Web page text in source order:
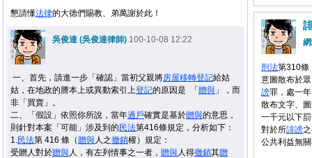
懇請懂法律的大德們賜教、弟萬謝於此！
吳俊達 (吳俊達律師) 100-10-08 12:22
一、首先，請進一步「確認」當初父親將房屋移轉登記給姑
姑，在地政的謄本上或異動索引上登記的原因是 「 贈與 」，而
非「買賣」。
二、「假設」依照你所說，當年過戶確實是基於贈與的意思，
則針對本案「可能」涉及到的 民法第416條規定，分析如下：
1.民法第 416 條（贈與人之撤銷權）規定：
受贈人對於贈與人，有左列情事之一者， 贈與人得撤銷其贈
刑法第310條
意圖散布於
謗罪，處一
散布文字、
一千元以下
對於所誹謗
公共利益無